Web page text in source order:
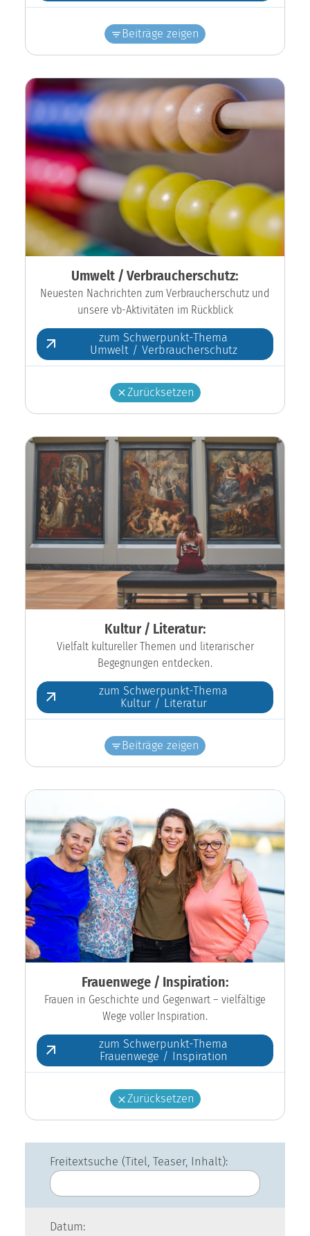
Beiträge zeigen
Umwelt / Verbraucherschutz:
Neuesten Nachrichten zum Verbraucherschutz und
unsere vb-Aktivitäten im Rückblick
zum Schwerpunkt-Thema
Umwelt / Verbraucherschutz
Zurücksetzen
Kultur / Literatur:
Vielfalt kultureller Themen und literarischer
Begegnungen entdecken.
zum Schwerpunkt-Thema
Kultur / Literatur
Beiträge zeigen
Frauenwege / Inspiration:
Frauen in Geschichte und Gegenwart – vielfältige
Wege voller Inspiration.
zum Schwerpunkt-Thema
Frauenwege / Inspiration
Zurücksetzen
Freitextsuche (Titel, Teaser, Inhalt):
Datum: